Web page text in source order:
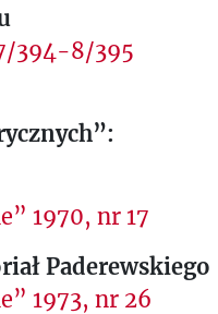
394-8/395
1970, nr 17
Paderewskiego
1973, nr 26